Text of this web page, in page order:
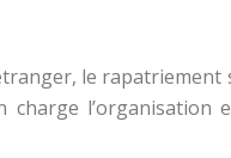
le